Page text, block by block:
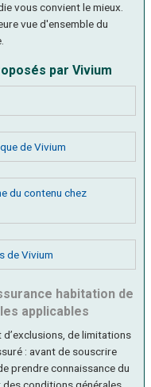
vous convient le mieux.
vue d'ensemble du
par Vivium
de Vivium
du contenu chez
de Vivium
habitation de
applicables
d’exclusions, de limitations
: avant de souscrire
prendre connaissance du